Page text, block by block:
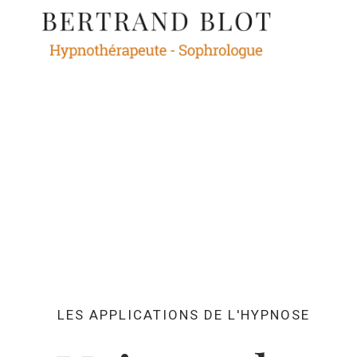
LES APPLICATIONS DE L'HYPNOSE